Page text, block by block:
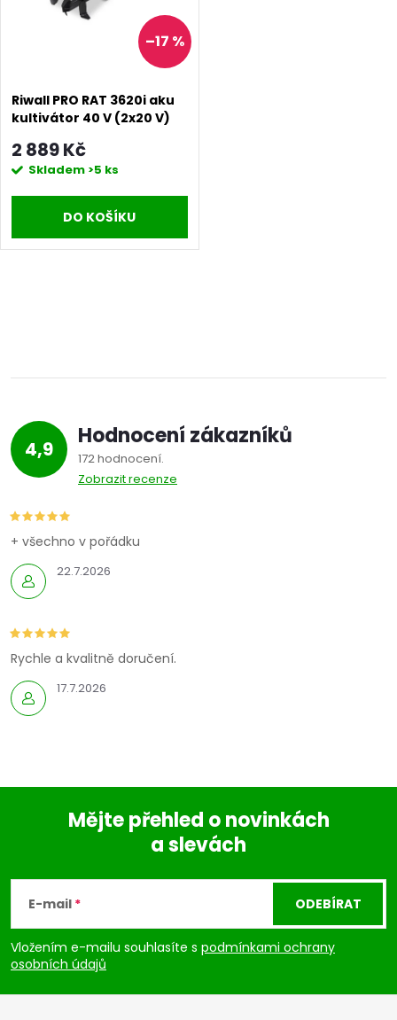
o
d
u
k
o
d
u
k
–17 %
Riwall PRO RAT 3620i aku
kultivátor 40 V (2x20 V)
2 889 Kč
Skladem >5 ks
DO KOŠÍKU
l
d
a
c
í
p
r
v
k
y
ý
i
u
4,9 Hodnocení zákazníků
172 hodnocení
Zobrazit recenze
22.7.2026
+ všechno v pořádku
17.7.2026
Rychle a kvalitně doručení.
p
a
Mějte přehled o novinkách
a slevách
E-mail
Vložením e-mailu souhlasíte s podmínkami ochrany
osobních údajů
ODEBÍRAT